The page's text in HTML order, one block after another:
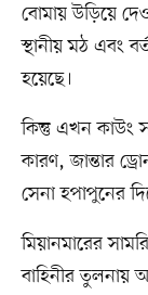
বোমায় উড়িয়ে
স্থানীয় মঠ এবং
হয়েছে।
কিন্তু এখন কাউং
কারণ, জান্তার
সেনা হপাপুনের
মিয়ানমারের
বাহিনীর তুলনায়